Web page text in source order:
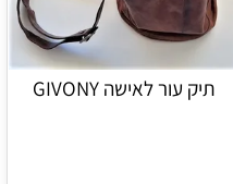
תיק עור לאישה GIVONY